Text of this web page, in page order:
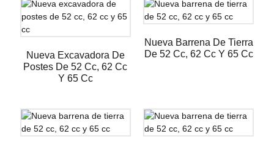
Nueva Excavadora De
Postes De 52 Cc, 62 Cc
Y 65 Cc
Nueva Barrena De Tierra
De 52 Cc, 62 Cc Y 65 Cc